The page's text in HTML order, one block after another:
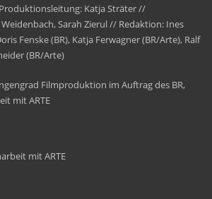
Katja Sträter //
Sarah Zierul // Redaktion: Ines
Fenske (BR), Katja Ferwagner(BR/Arte), Ralf
(BR/Arte)
Filmproduktion im Auftrag des BR,
mit ARTE
mit ARTE